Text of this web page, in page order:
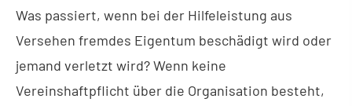
Was passiert, wenn bei der Hilfeleistung aus
Versehen fremdes Eigentum beschädigt wird oder
jemand verletzt wird? Wenn keine
Vereinshaftpflicht über die Organisation besteht,